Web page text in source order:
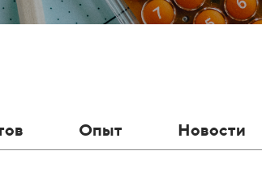
Опыт Новости